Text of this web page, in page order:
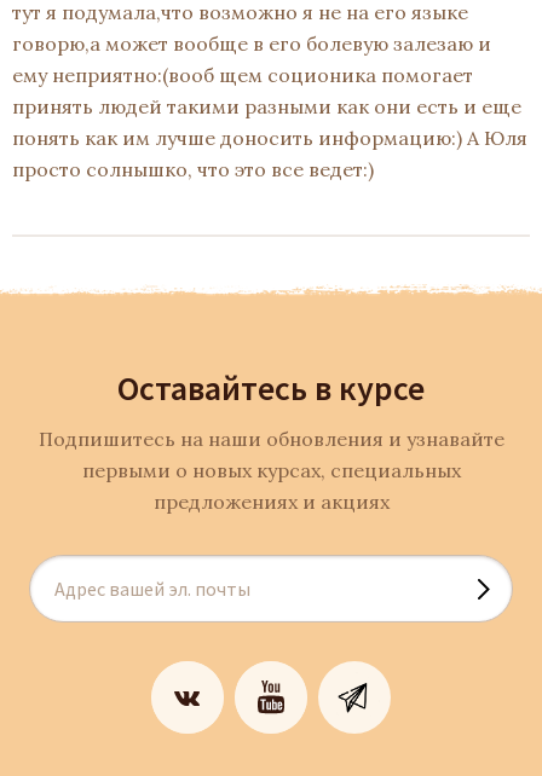
тут я подумала,что возможно я не на его языке
говорю,а может вообще в его болевую залезаю и
ему неприятно:(вооб щем соционика помогает
принять людей такими разными как они есть и еще
понять как им лучше доносить информацию:) А Юля
просто солнышко, что это все ведет:)
Оставайтесь в курсе
Подпишитесь на наши обновления и узнавайте
первыми о новых курсах, специальных
предложениях и акциях